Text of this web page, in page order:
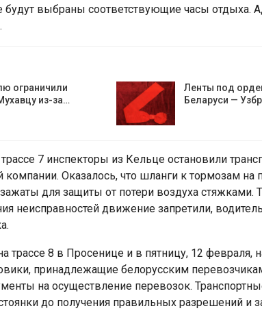
будут выбраны соответствующие часы отдыха.
ограничили
из-за…
Ленты под
Беларуси —
7 инспекторы из Кельце остановили
Оказалось, что шланги к тормозам на
для защиты от потери воздуха стяжками.
неисправностей движение запретили,
трассе 8 в Просенице и в пятницу, 12 февраля,
принадлежащие белорусским
на осуществление перевозок.
до получения правильных разрешений и